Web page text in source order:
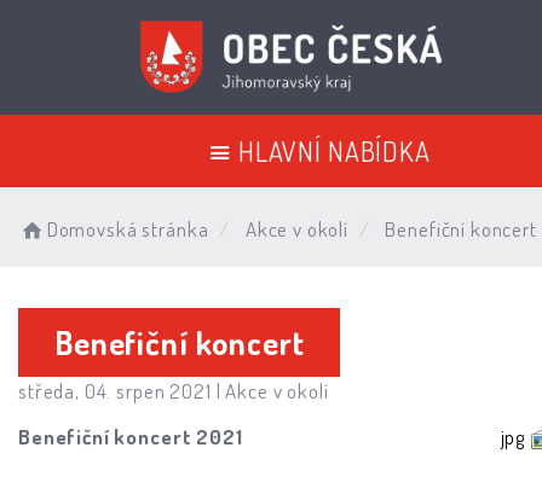
HLAVNÍ NABÍDKA
Domovská stránka Akce v okolí Benefiční koncert
Benefiční koncert
středa, 04. srpen 2021 |Akce v okolí
Benefiční koncert 2021
jpg